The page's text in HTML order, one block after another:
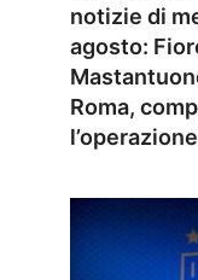
notizie di
agosto:
Roma,